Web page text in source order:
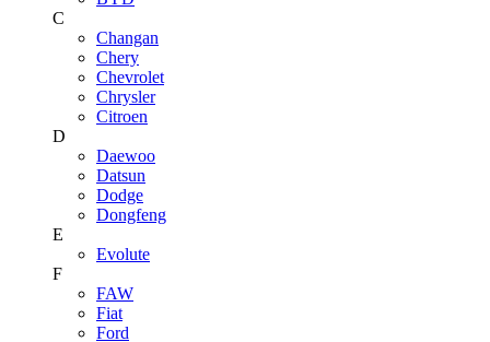
C
Changan
Chery
Chevrolet
Chrysler
Citroen
D
Daewoo
Datsun
Dodge
Dongfeng
E
Evolute
F
FAW
Fiat
Ford